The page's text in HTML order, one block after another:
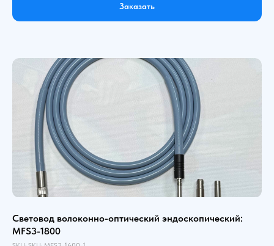
Заказать
Световод волоконно-оптический эндоскопический:
MFS3-1800